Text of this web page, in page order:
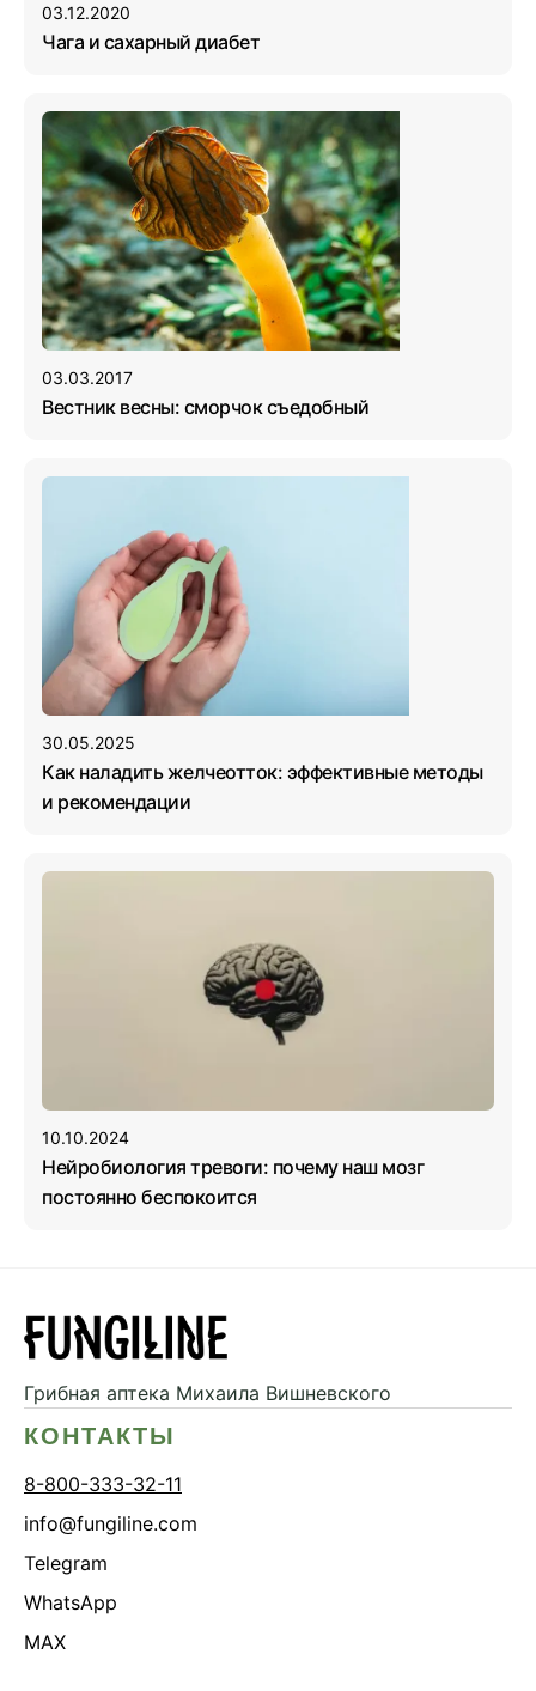
03.12.2020
Чага и сахарный диабет
03.03.2017
Вестник весны: сморчок съедобный
30.05.2025
Как наладить желчеотток: эффективные методы
и рекомендации
10.10.2024
Нейробиология тревоги: почему наш мозг
постоянно беспокоится
Грибная аптека Михаила Вишневского
КОНТАКТЫ
8-800-333-32-11
info@fungiline.com
Telegram
WhatsApp
MAX